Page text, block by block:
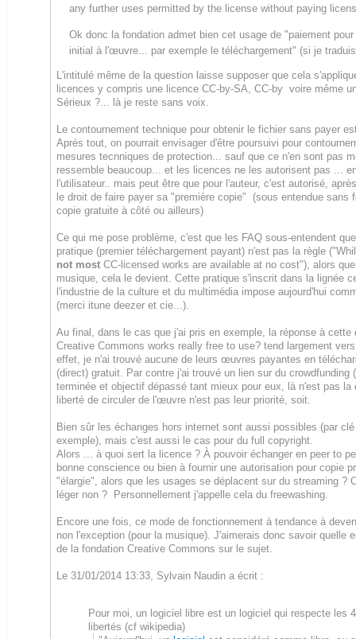
any further uses permitted by the license without paying
Ok donc la fondation admet bien cet usage de "paiement
initial à l'œuvre... par exemple le téléchargement" (si je
L'intitulé même de la question laisse supposer que cela
licences y compris une licence CC-by-SA, CC-by voire même
Sérieux ?... là je reste sans voix.
Le contournement technique pour obtenir le fichier sans payer
Après tout, on pourrait envisager d'être poursuivi pour
mesures tecnniques de protection... sauf que ce n'en sont pas
ressemble beaucoup... et les licences ne les autorisent pas ...
l'utilisateur.. mais peut être que pour l'auteur, c'est autorisé,
le droit de faire payer sa "première copie" (sous entendue sans
copie gratuite à côté ou ailleurs)
Ce qui me pose problème, c'est que les FAQ sous-entendent
pratique (premier téléchargement payant) n'est pas la règle
not most CC-licensed works are available at no cost"), alors
musique, cela le devient. Cette pratique s'inscrit dans la lignée
l'industrie de la culture et du multimédia impose aujourd'hui
(merci itune deezer et cie...).
Au final, dans le cas que j'ai pris en exemple, la réponse à
Creative Commons works really free to use? tend largement
effet, je n'ai trouvé aucune de leurs œuvres payantes en
(direct) gratuit. Par contre j'ai trouvé un lien sur du crowdfunding
terminée et objectif dépassé tant mieux pour eux, là n'est pas la
liberté de circuler de l'œuvre n'est pas leur priorité, soit.
Bien sûr les échanges hors internet sont aussi possibles (par
exemple), mais c'est aussi le cas pour du full copyright.
Alors ... à quoi sert la licence ? À pouvoir échanger en peer to
bonne conscience ou bien à fournir une autorisation pour copie
"élargie", alors que les usages se déplacent sur du streaming ?
léger non ? Personnellement j'appelle cela du freewashing.
Encore une fois, ce mode de fonctionnement à tendance à
non l'exception (pour la musique). J'aimerais donc savoir quelle
de la fondation Creative Commons sur le sujet.
Le 31/01/2014 13:33, Sylvain Naudin a écrit :
Pour moi, un logiciel libre est un logiciel qui respecte les 4
libertés (cf wikipedia)